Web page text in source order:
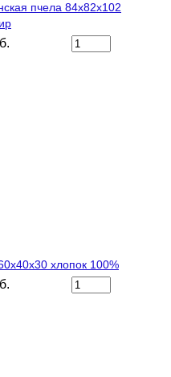
пчела 84х82х102
хлопок 100%